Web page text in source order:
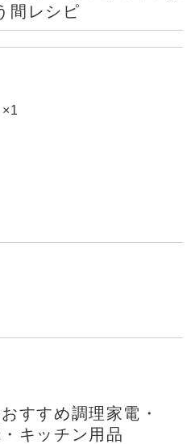
間レシピ
すすめ調理家電・
キッチン用品